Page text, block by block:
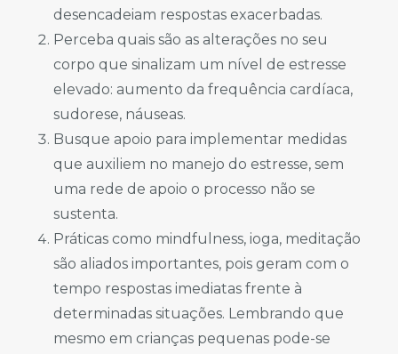
desencadeiam respostas exacerbadas.
Perceba quais são as alterações no seu
corpo que sinalizam um nível de estresse
elevado: aumento da frequência cardíaca,
sudorese, náuseas.
Busque apoio para implementar medidas
que auxiliem no manejo do estresse, sem
uma rede de apoio o processo não se
sustenta.
Práticas como mindfulness, ioga, meditação
são aliados importantes, pois geram com o
tempo respostas imediatas frente à
determinadas situações. Lembrando que
mesmo em crianças pequenas pode-se